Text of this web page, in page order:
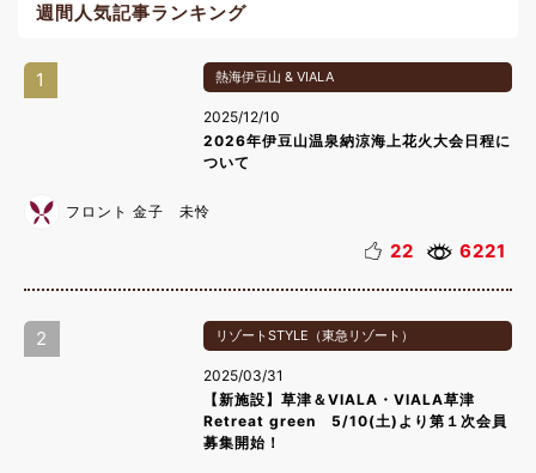
週間人気記事ランキング
1 熱海伊豆山 & VIALA
2025/12/10
2026年伊豆山温泉納涼海上花火大会日程に
ついて
フロント 金子 未怜
22 6221
2 リゾートSTYLE（東急リゾート）
2025/03/31
【新施設】草津＆VIALA・VIALA草津
Retreat green 5/10(土)より第１次会員
募集開始！